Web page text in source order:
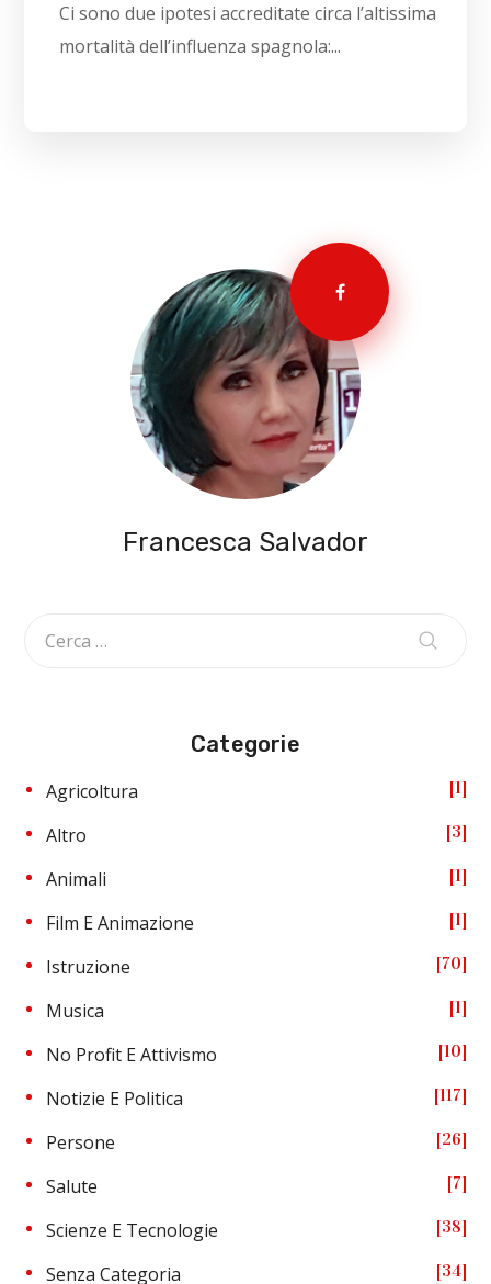
Ci sono due ipotesi accreditate circa l’altissima
mortalità dell’influenza spagnola:...
Francesca Salvador
Categorie
Agricoltura 1
Altro 3
Animali 1
Film E Animazione 1
Istruzione 70
Musica 1
No Profit E Attivismo 10
Notizie E Politica 117
Persone 26
Salute 7
Scienze E Tecnologie 38
Senza Categoria 34